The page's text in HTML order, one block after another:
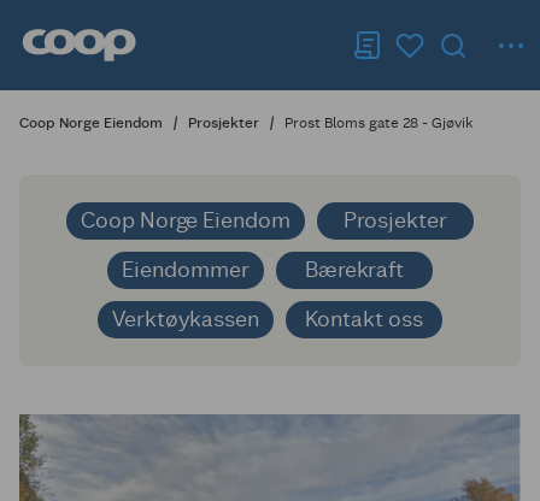
Coop Norge Eiendom Prosjekter Prost Bloms gate 28 - Gjøvik
Coop Norge Eiendom
Prosjekter
Eiendommer
Bærekraft
Verktøykassen
Kontakt oss